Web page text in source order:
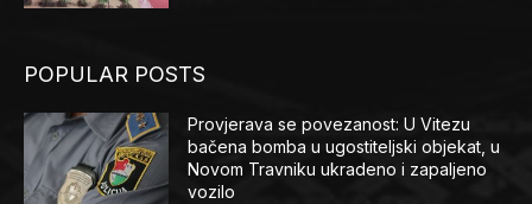
POPULAR POSTS
Provjerava se povezanost: U Vitezu
bačena bomba u ugostiteljski objekat, u
Novom Travniku ukradeno i zapaljeno
vozilo